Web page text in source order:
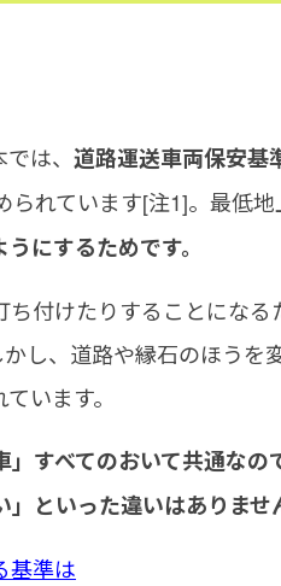
は、 道路運送車両保安基
られています[注1]。最低
にするためです。
付けたりすることになる
し、道路や縁石のほうを
います。
すべてのおいて共通なの
といった違いはありませ
基準は